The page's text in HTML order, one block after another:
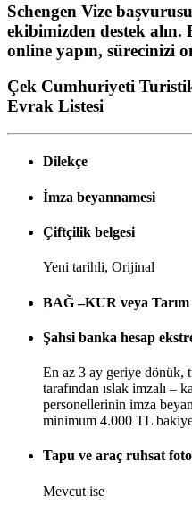
Schengen Vize
ekibimizden destek
online yapın, sürecinizi
Çek Cumhuriyeti
Evrak Listesi
Dilekçe
İmza beyannamesi
Çiftçilik belgesi
Yeni tarihli, Orijinal
BAĞ –KUR veya
Şahsi banka hesap
En az 3 ay geriye dönük,
tarafından ıslak imzalı –
personellerinin imza
minimum 4.000 TL
Tapu ve araç ruhsat
Mevcut ise